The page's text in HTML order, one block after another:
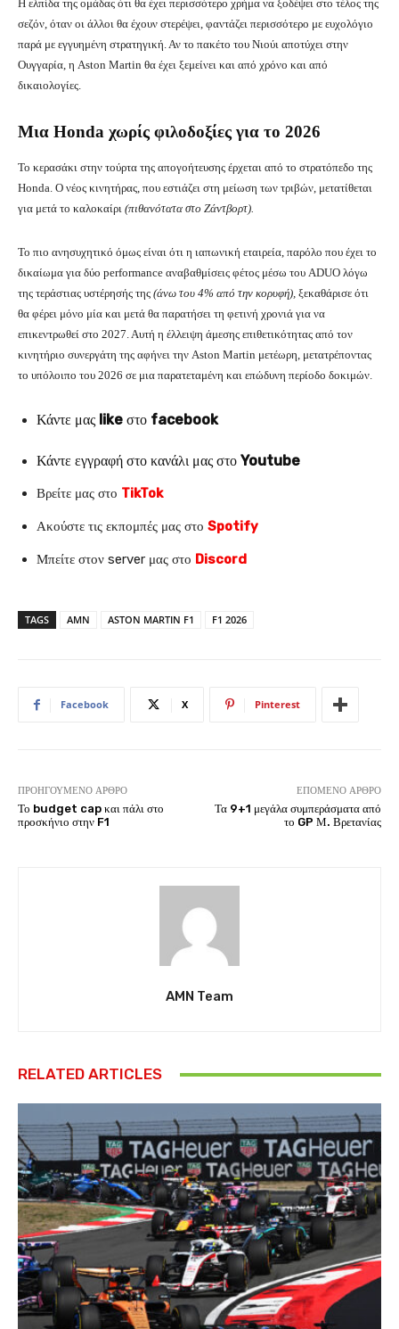
Η ελπίδα της ομάδας ότι θα έχει περισσότερο χρήμα να ξοδέψει στο τέλος της
σεζόν, όταν οι άλλοι θα έχουν στερέψει, φαντάζει περισσότερο με ευχολόγιο
παρά με εγγυημένη στρατηγική. Αν το πακέτο του Νιούι αποτύχει στην
Ουγγαρία, η Aston Martin θα έχει ξεμείνει και από χρόνο και από
δικαιολογίες.
Μια Honda χωρίς φιλοδοξίες για το 2026
Το κερασάκι στην τούρτα της απογοήτευσης έρχεται από το στρατόπεδο της
Honda. Ο νέος κινητήρας, που εστιάζει στη μείωση των τριβών, μετατίθεται
για μετά το καλοκαίρι (πιθανότατα στo Ζάντβορτ).
Το πιο ανησυχητικό όμως είναι ότι η ιαπωνική εταιρεία, παρόλο που έχει το
δικαίωμα για δύο performance αναβαθμίσεις φέτος μέσω του ADUO λόγω
της τεράστιας υστέρησής της (άνω του 4% από την κορυφή), ξεκαθάρισε ότι
θα φέρει μόνο μία και μετά θα παρατήσει τη φετινή χρονιά για να
επικεντρωθεί στο 2027. Αυτή η έλλειψη άμεσης επιθετικότητας από τον
κινητήριο συνεργάτη της αφήνει την Aston Martin μετέωρη, μετατρέποντας
το υπόλοιπο του 2026 σε μια παρατεταμένη και επώδυνη περίοδο δοκιμών.
Κάντε μας like στο facebook
Κάντε εγγραφή στο κανάλι μας στο Youtube
Βρείτε μας στο TikTok
Ακούστε τις εκπομπές μας στο Spotify
Μπείτε στον server μας στο Discord
TAGS AMN ASTON MARTIN F1 F1 2026
Facebook X Pinterest
ΠΡΟΗΓΟΎΜΕΝΟ ΆΡΘΡΟ
Το budget cap και πάλι στο
προσκήνιο στην F1
ΕΠΌΜΕΝΟ ΆΡΘΡΟ
Τα 9+1 μεγάλα συμπεράσματα από
το GP Μ. Βρετανίας
AMN Team
RELATED ARTICLES